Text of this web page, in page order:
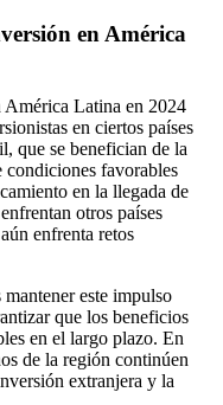
en América
América Latina en 2024
en ciertos países
que se benefician de la
condiciones favorables
en la llegada de
otros países
enfrenta retos
este impulso
que los beneficios
en el largo plazo. En
de la región continúen
extranjera y la